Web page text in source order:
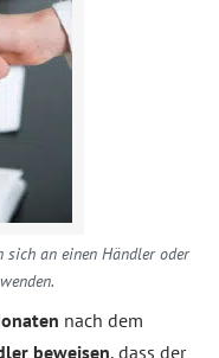
sich an einen Händler oder
nach dem
beweisen, dass der